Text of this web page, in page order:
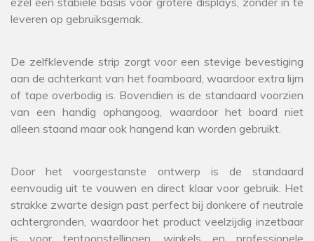
leveren op gebruiksgemak.
De zelfklevende strip zorgt voor een stevige bevestiging
aan de achterkant van het foamboard, waardoor extra lijm
of tape overbodig is. Bovendien is de standaard voorzien
van een handig ophangoog, waardoor het board niet
alleen staand maar ook hangend kan worden gebruikt.
Door het voorgestanste ontwerp is de standaard
eenvoudig uit te vouwen en direct klaar voor gebruik. Het
strakke zwarte design past perfect bij donkere of neutrale
achtergronden, waardoor het product veelzijdig inzetbaar
is voor tentoonstellingen, winkels en professionele